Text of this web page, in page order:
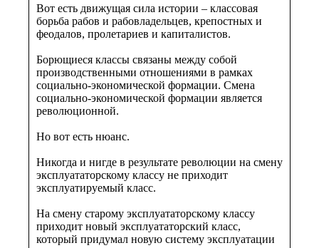
Вот есть движущая сила истории – классовая
борьба рабов и рабовладельцев, крепостных и
феодалов, пролетариев и капиталистов.
Борющиеся классы связаны между собой
производственными отношениями в рамках
социально-экономической формации. Смена
социально-экономической формации является
революционной.
Но вот есть нюанс.
Никогда и нигде в результате революции на смену
эксплуататорскому классу не приходит
эксплуатируемый класс.
На смену старому эксплуататорскому классу
приходит новый эксплуататорский класс,
который придумал новую систему эксплуатации